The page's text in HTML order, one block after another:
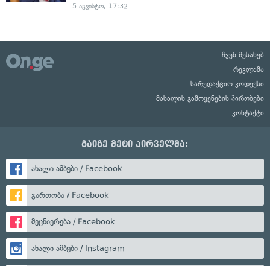
5 აგვისტო, 17:32
ჩვენ შესახებ
რეკლამა
სარედაქციო კოდექსი
მასალის გამოყენების პირობები
კონტაქტი
გაიგე მეტი პირველმა:
ახალი ამბები / Facebook
გართობა / Facebook
მეცნიერება / Facebook
ახალი ამბები / Instagram